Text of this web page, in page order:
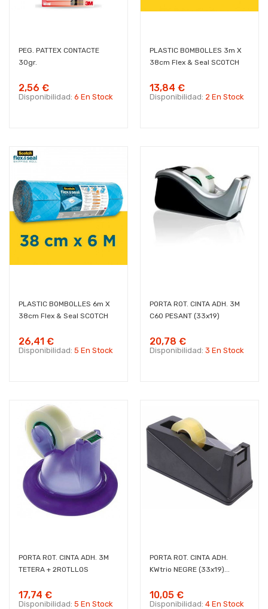
PEG. PATTEX CONTACTE
30gr.
2,56 €
Disponibilidad: 6 En Stock
PLASTIC BOMBOLLES 3m X
38cm Flex & Seal SCOTCH
13,84 €
Disponibilidad: 2 En Stock
PLASTIC BOMBOLLES 6m X
38cm Flex & Seal SCOTCH
26,41 €
Disponibilidad: 5 En Stock
PORTA ROT. CINTA ADH. 3M
C60 PESANT (33x19)
20,78 €
Disponibilidad: 3 En Stock
PORTA ROT. CINTA ADH. 3M
TETERA + 2ROTLLOS
17,74 €
Disponibilidad: 5 En Stock
PORTA ROT. CINTA ADH.
KWtrio NEGRE (33x19)...
10,05 €
Disponibilidad: 4 En Stock